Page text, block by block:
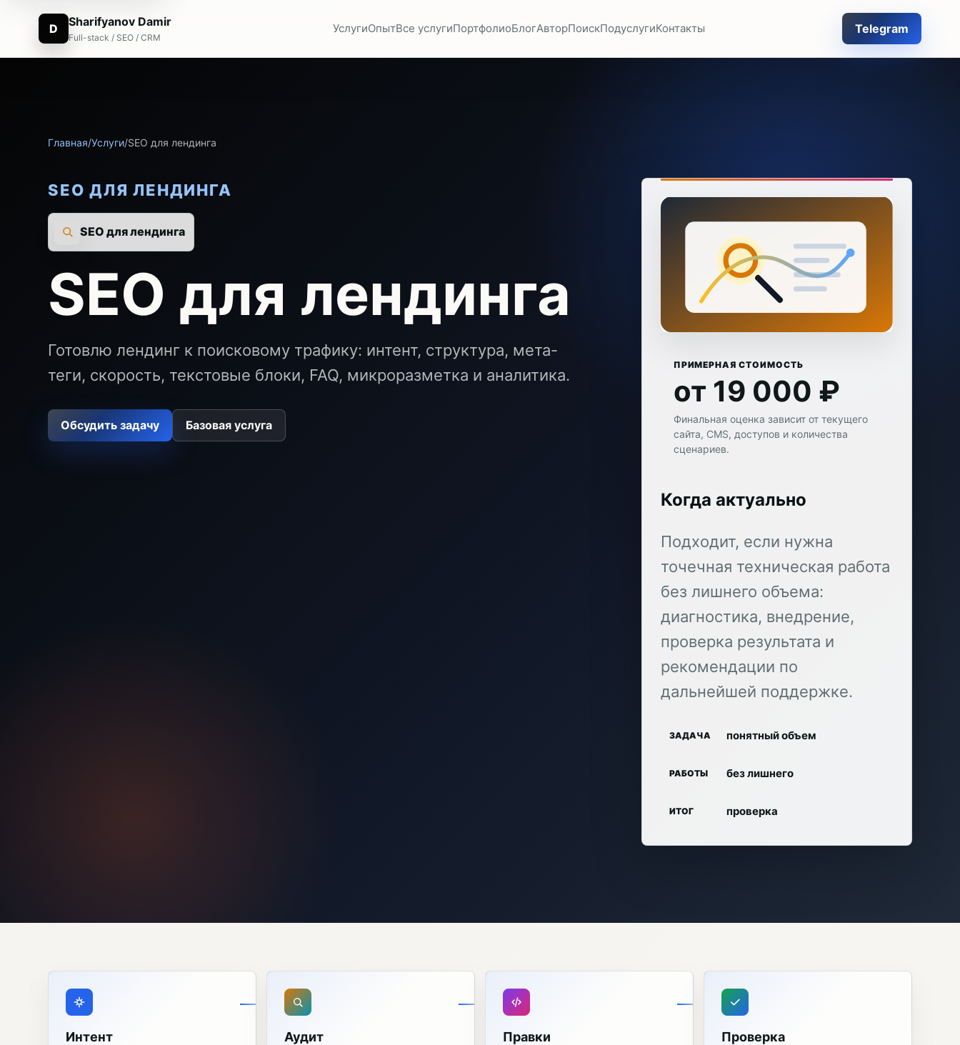
D Sharifyanov Damir
Full-stack / SEO / CRM
УслугиОпытВсе услугиПортфолиоБлогАвторПоискПодуслугиКонтакты Telegram
Главная/Услуги/SEO для лендинга
SEO ДЛЯ ЛЕНДИНГА
SEO для лендинга
SEO для лендинга
Готовлю лендинг к поисковому трафику: интент, структура, мета-
теги, скорость, текстовые блоки, FAQ, микроразметка и аналитика.
Обсудить задачу Базовая услуга
ПРИМЕРНАЯ СТОИМОСТЬ
от 19 000 ₽
Финальная оценка зависит от текущего
сайта, CMS, доступов и количества
сценариев.
Когда актуально
Подходит, если нужна
точечная техническая работа
без лишнего объема:
диагностика, внедрение,
проверка результата и
рекомендации по
дальнейшей поддержке.
ЗАДАЧА понятный объем
РАБОТЫ без лишнего
ИТОГ проверка
Интент Аудит Правки Проверка